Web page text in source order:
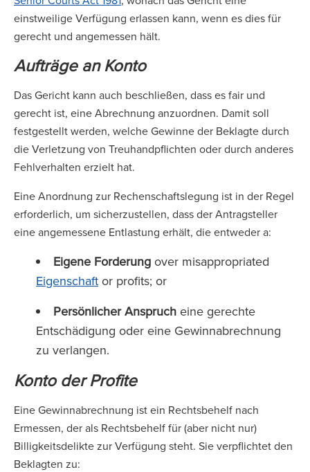
einstweilige Verfügung erlassen kann, wenn es dies für
gerecht und angemessen hält.
Aufträge an Konto
Das Gericht kann auch beschließen, dass es fair und
gerecht ist, eine Abrechnung anzuordnen. Damit soll
festgestellt werden, welche Gewinne der Beklagte durch
die Verletzung von Treuhandpflichten oder durch anderes
Fehlverhalten erzielt hat.
Eine Anordnung zur Rechenschaftslegung ist in der Regel
erforderlich, um sicherzustellen, dass der Antragsteller
eine angemessene Entlastung erhält, die entweder a:
Eigene Forderung over misappropriated
Eigenschaft or profits; or
Persönlicher Anspruch eine gerechte
Entschädigung oder eine Gewinnabrechnung
zu verlangen.
Konto der Profite
Eine Gewinnabrechnung ist ein Rechtsbehelf nach
Ermessen, der als Rechtsbehelf für (aber nicht nur)
Billigkeitsdelikte zur Verfügung steht. Sie verpflichtet den
Beklagten zu: